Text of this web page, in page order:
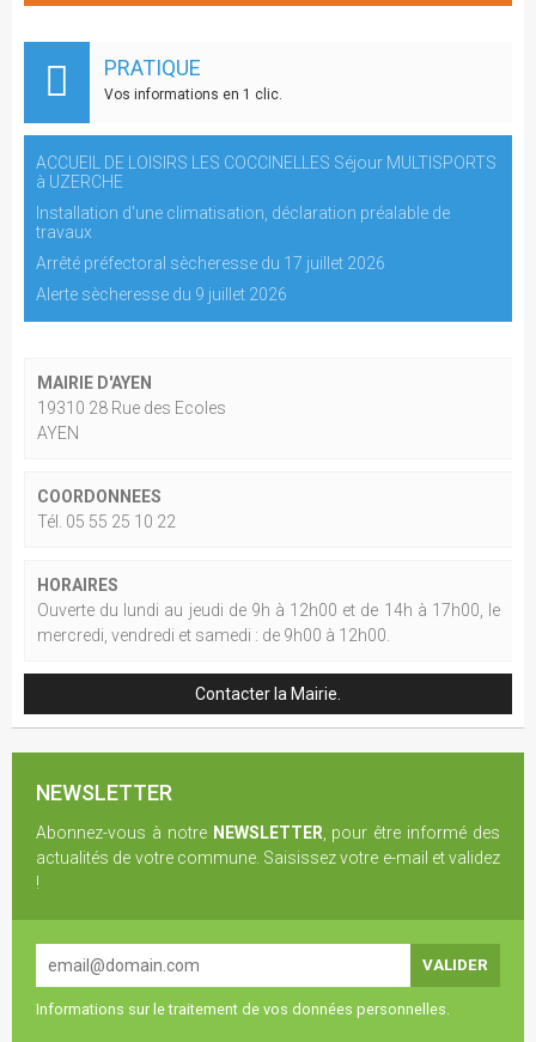
PRATIQUE
Vos informations en 1 clic.
ACCUEIL DE LOISIRS LES COCCINELLES Séjour MULTISPORTS
à UZERCHE
Installation d'une climatisation, déclaration préalable de
travaux
Arrêté préfectoral sècheresse du 17 juillet 2026
Alerte sècheresse du 9 juillet 2026
MAIRIE D'AYEN
19310 28 Rue des Ecoles
AYEN
COORDONNEES
Tél. 05 55 25 10 22
HORAIRES
Ouverte du lundi au jeudi de 9h à 12h00 et de 14h à 17h00, le
mercredi, vendredi et samedi : de 9h00 à 12h00.
Contacter la Mairie.
NEWSLETTER
Abonnez-vous à notre NEWSLETTER , pour être informé des
actualités de votre commune. Saisissez votre e-mail et validez
!
Informations sur le traitement de vos données personnelles.